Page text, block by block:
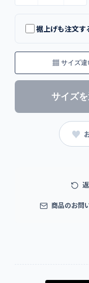
裾上げも注文す
▦サイズ違
サイズ
♥
商品のお問